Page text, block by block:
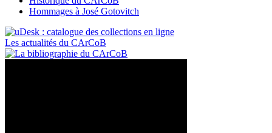
Hommages à José Gotovitch
Les actualités du CArCoB